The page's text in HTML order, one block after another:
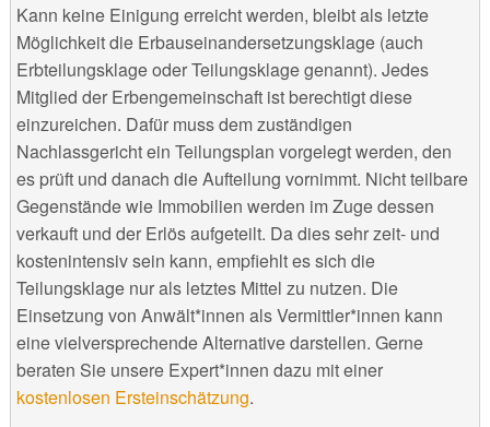
Kann keine Einigung erreicht werden, bleibt als letzte
Möglichkeit die Erbauseinandersetzungsklage (auch
Erbteilungsklage oder Teilungsklage genannt). Jedes
Mitglied der Erbengemeinschaft ist berechtigt diese
einzureichen. Dafür muss dem zuständigen
Nachlassgericht ein Teilungsplan vorgelegt werden, den
es prüft und danach die Aufteilung vornimmt. Nicht teilbare
Gegenstände wie Immobilien werden im Zuge dessen
verkauft und der Erlös aufgeteilt. Da dies sehr zeit- und
kostenintensiv sein kann, empfiehlt es sich die
Teilungsklage nur als letztes Mittel zu nutzen. Die
Einsetzung von Anwält*innen als Vermittler*innen kann
eine vielversprechende Alternative darstellen. Gerne
beraten Sie unsere Expert*innen dazu mit einer
kostenlosen Ersteinschätzung.